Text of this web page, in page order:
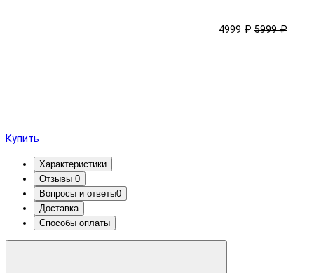
4999 ₽ 5999 ₽
Купить
Характеристики
Отзывы 0
Вопросы и ответы0
Доставка
Способы оплаты